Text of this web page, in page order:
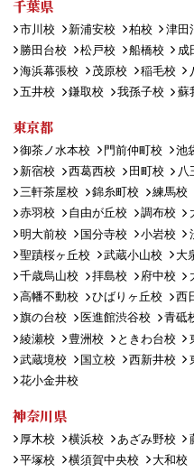
千葉県
市川校 新浦安校 柏校 津田
勝田台校
松戸校 船橋校 成
海浜幕張校
茂原校 稲毛校
五井校
鎌取校 我孫子校 蘇
東京都
御茶ノ水本校 門前仲町校 池
新宿校
西葛西校 田町校 八
三軒茶屋校
錦糸町校 練馬校
赤羽校
自由が丘校 調布校
明大前校
国分寺校 小岩校
聖蹟桜ヶ丘校
武蔵小山校 大
千歳烏山校
拝島校 府中校
高幡不動校
ひばりヶ丘校 西
旗の台校
医進館渋谷校 青砥
綾瀬校
豊洲校 ときわ台校
武蔵境校
国立校 西新井校
花小金井校
神奈川県
厚木校 横浜校 あざみ野校
平塚校
横須賀中央校 大和校